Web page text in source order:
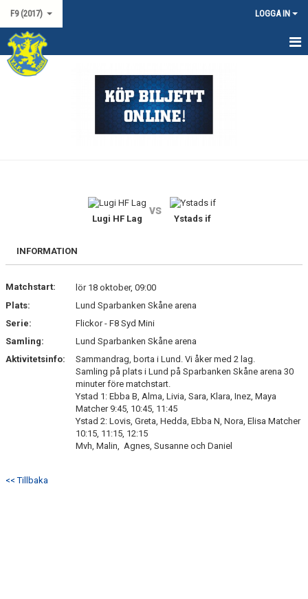
F9 (2017) LOGGA IN
HEM
DOKUMENT
Lugi HF Lag
vs
Ystads if
INFORMATION
Matchstart:
lör 18 oktober, 09:00
Plats:
Lund Sparbanken Skåne arena
Serie:
Flickor - F8 Syd Mini
Samling:
Lund Sparbanken Skåne arena
Aktivitetsinfo:
Sammandrag, borta i Lund. Vi åker med 2 lag.
Samling på plats i Lund på Sparbanken Skåne arena 30
minuter före matchstart.
Ystad 1: Ebba B, Alma, Livia, Sara, Klara, Inez, Maya
Matcher 9:45, 10:45, 11:45
Ystad 2: Lovis, Greta, Hedda, Ebba N, Nora, Elisa Matcher
10:15, 11:15, 12:15
Mvh, Malin, Agnes, Susanne och Daniel
<< Tillbaka